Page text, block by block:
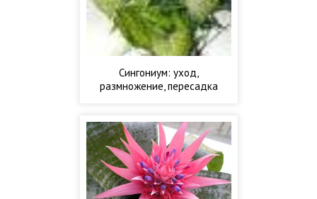
Сингониум: уход,
размножение, пересадка